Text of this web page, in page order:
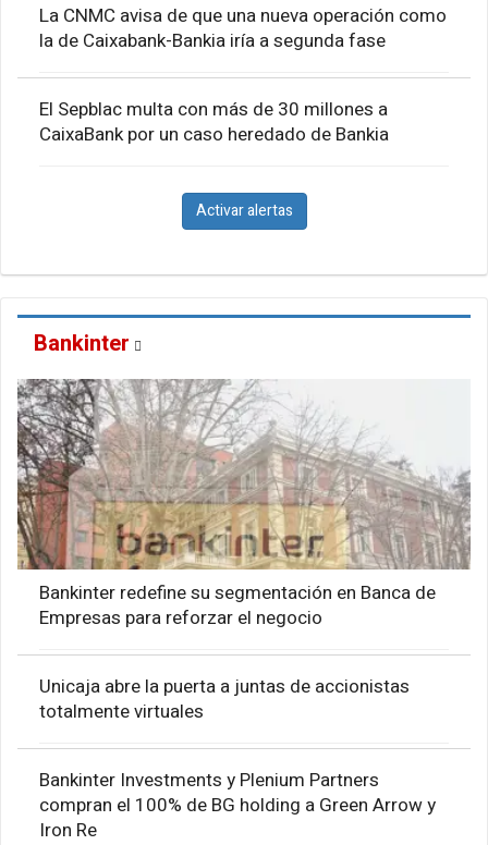
La CNMC avisa de que una nueva operación como
la de Caixabank-Bankia iría a segunda fase
El Sepblac multa con más de 30 millones a
CaixaBank por un caso heredado de Bankia
Activar alertas
Bankinter
Bankinter redefine su segmentación en Banca de
Empresas para reforzar el negocio
Unicaja abre la puerta a juntas de accionistas
totalmente virtuales
Bankinter Investments y Plenium Partners
compran el 100% de BG holding a Green Arrow y
Iron Re